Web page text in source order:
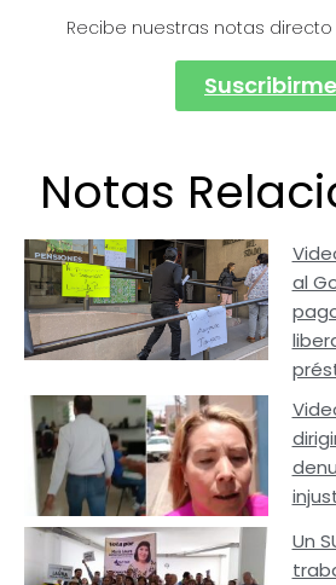
Recibe nuestras notas
Suscribirme
Notas
al
Un